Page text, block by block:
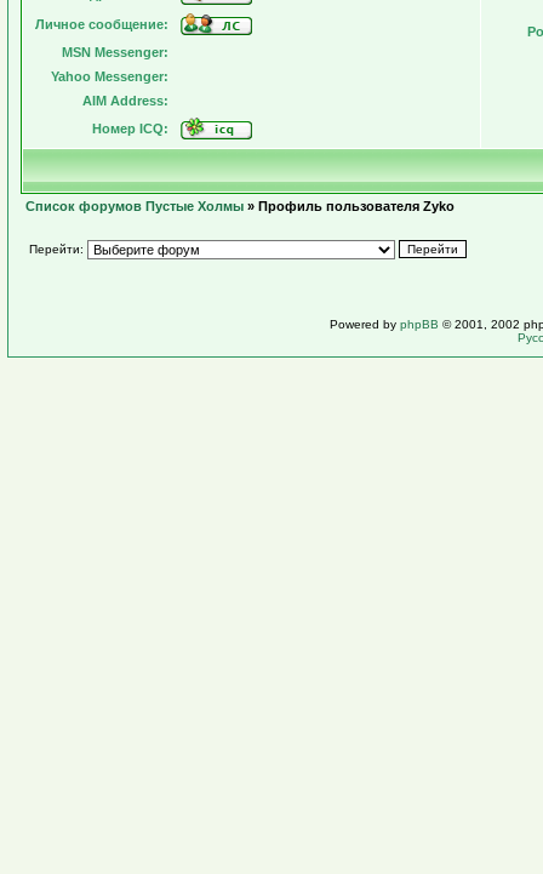
Личное сообщение:
MSN Messenger:
Yahoo Messenger:
AIM Address:
Номер ICQ:
Список форумов Пустые Холмы » Профиль пользователя Zyko
Перейти:
Powered by phpBB © 2001, 2002